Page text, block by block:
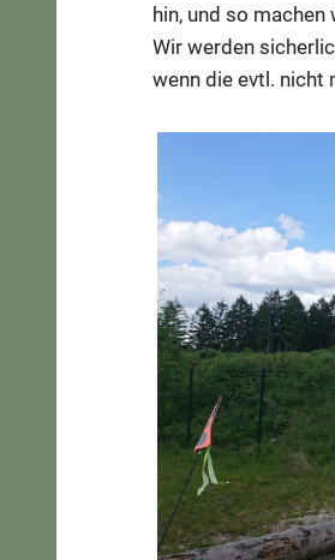
hin, und so
Wir werden
wenn die evtl. nicht